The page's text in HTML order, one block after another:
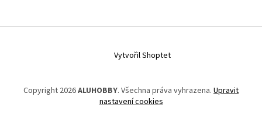
Vytvořil Shoptet
Copyright 2026ALUHOBBY. Všechna práva vyhrazena. Upravit
nastavení cookies